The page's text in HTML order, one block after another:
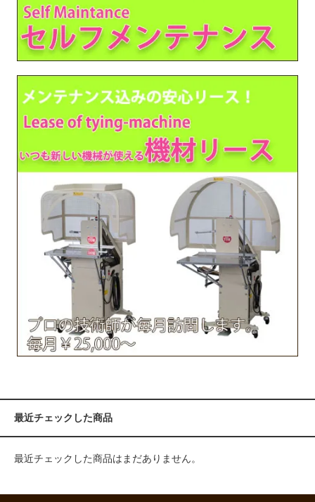
最近チェックした商品
最近チェックした商品はまだありません。